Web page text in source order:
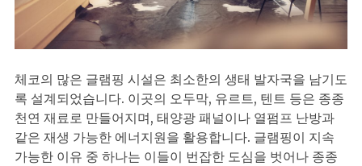
체코의 많은 글램핑 시설은 최소한의 생태 발자국을 남기도
록 설계되었습니다. 이곳의 오두막, 유르트, 텐트 등은 종종
천연 재료로 만들어지며, 태양광 패널이나 열펌프 난방과
같은 재생 가능한 에너지원을 활용합니다. 글램핑이 지속
가능한 이유 중 하나는 이들이 번잡한 도심을 벗어나 종종